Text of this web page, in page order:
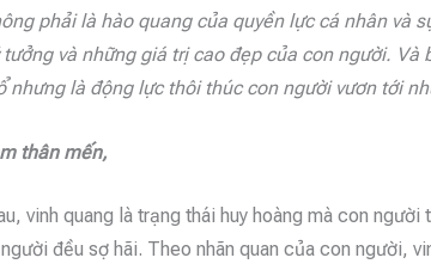
phải là hào quang của quyền lực cá nhân và
và những giá trị cao đẹp của con người.
nhưng là động lực thôi thúc con người vươn tới
thân mến,
vinh quang là trạng thái huy hoàng mà con
đều sợ hãi. Theo nhãn quan của con người,